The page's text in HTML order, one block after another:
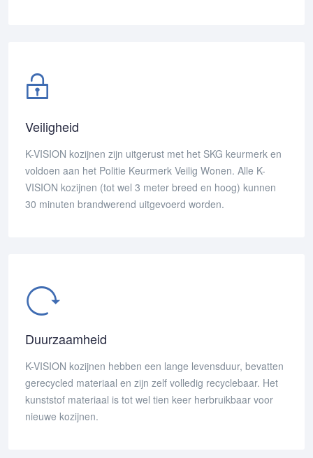
Veiligheid
K-VISION kozijnen zijn uitgerust met het SKG keurmerk en
voldoen aan het Politie Keurmerk Veilig Wonen. Alle K-
VISION kozijnen (tot wel 3 meter breed en hoog) kunnen
30 minuten brandwerend uitgevoerd worden.
Duurzaamheid
K-VISION kozijnen hebben een lange levensduur, bevatten
gerecycled materiaal en zijn zelf volledig recyclebaar. Het
kunststof materiaal is tot wel tien keer herbruikbaar voor
nieuwe kozijnen.